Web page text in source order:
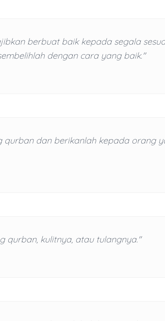
berbuat baik kepada segala
dengan cara yang baik."
qurban dan berikanlah kepada orang
qurban, kulitnya, atau tulangnya."